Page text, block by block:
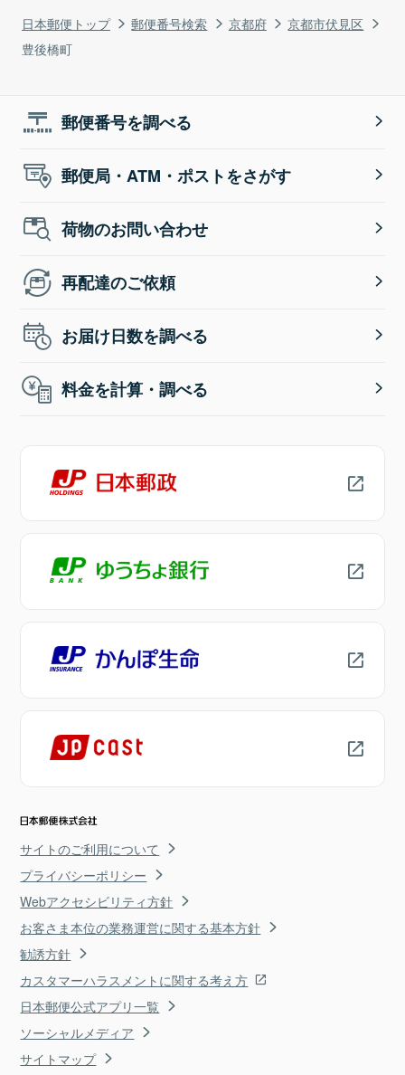
日本郵便トップ 郵便番号検索 京都府
京都市伏見区
豊後橋町
郵便番号を調べる
郵便局・ATM・ポストをさがす
荷物のお問い合わせ
再配達のご依頼
お届け日数を調べる
料金を計算・調べる
サイトのご利用について
プライバシーポリシー
Webアクセシビリティ方針
お客さま本位の業務運営に関する基本方針
勧誘方針
カスタマーハラスメントに関する考え方
日本郵便公式アプリ一覧
ソーシャルメディア
サイトマップ